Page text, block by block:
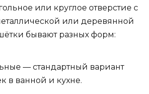
или круглое отверстие с
или деревянной
бывают разных форм:
— стандартный вариант
в ванной и кухне.